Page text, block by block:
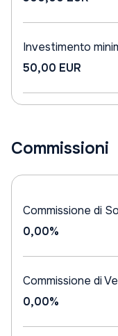
Investimento
50,00 EUR
Commissioni
Commissione di
0,00%
Commissione di
0,00%